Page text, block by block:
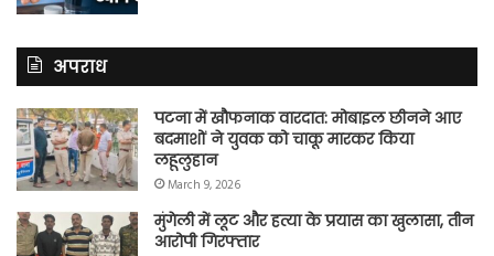
अपराध
पटना में खौफनाक वारदात: मोबाइल छीनने आए
बदमाशों ने युवक को चाकू मारकर किया
लहूलुहान
March 9, 2026
मुंगेली में लूट और हत्या के प्रयास का खुलासा, तीन
आरोपी गिरफ्तार